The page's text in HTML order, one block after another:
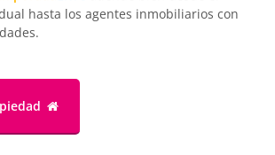
hasta los agentes inmobiliarios con